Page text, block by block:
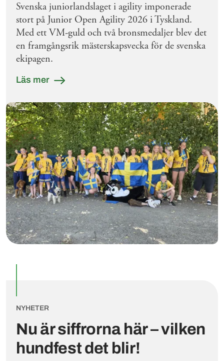
Svenska juniorlandslaget i agility imponerade
stort på Junior Open Agility 2026 i Tyskland.
Med ett VM-guld och två bronsmedaljer blev det
en framgångsrik mästerskapsvecka för de svenska
ekipagen.
Läs mer
Nu är siffrorna här – vilken
hundfest det blir!
NYHETER